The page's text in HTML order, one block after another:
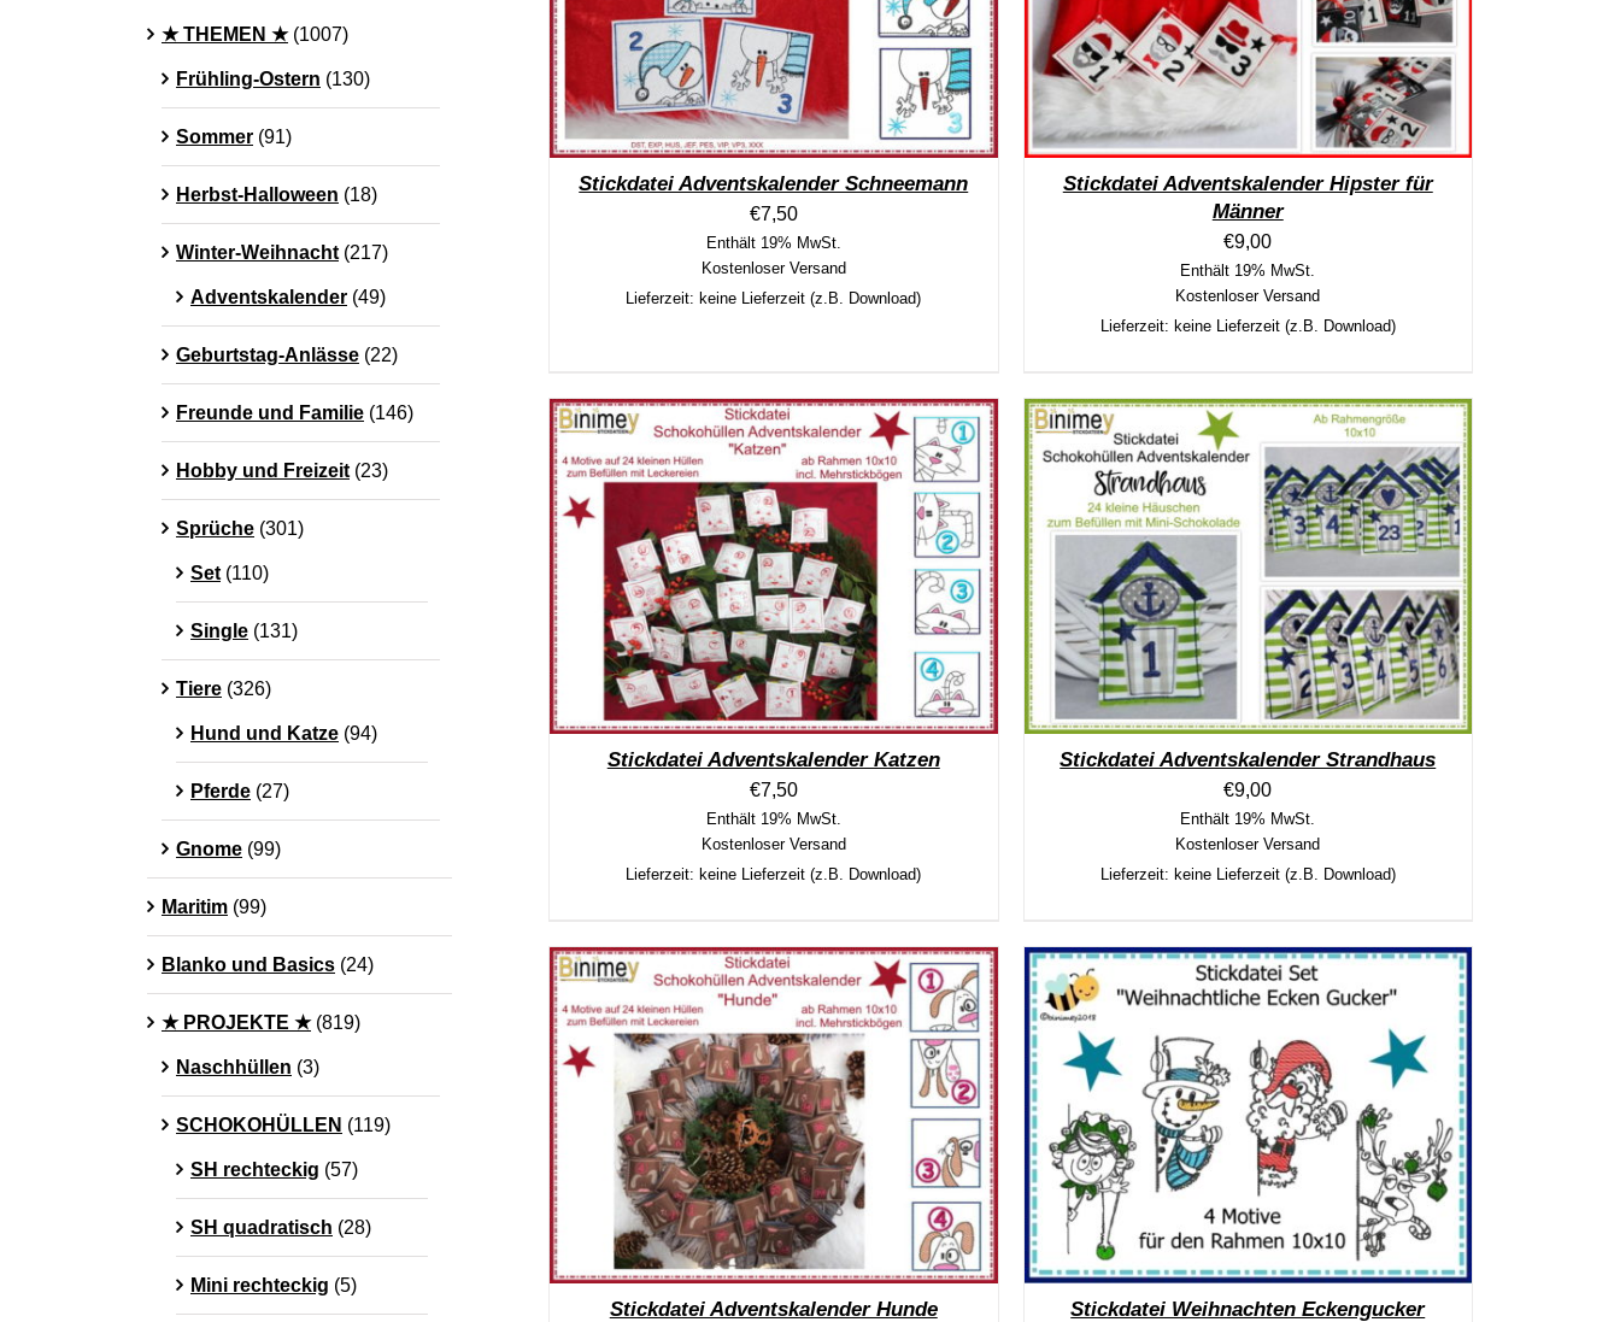
Stickdatei Adventskalender Schneemann
€7,50
Enthält 19% MwSt.
Kostenloser Versand
Lieferzeit: keine Lieferzeit (z.B. Download)
Stickdatei Adventskalender Hipster für
Männer
€9,00
Enthält 19% MwSt.
Kostenloser Versand
Lieferzeit: keine Lieferzeit (z.B. Download)
Stickdatei Adventskalender Katzen
€7,50
Enthält 19% MwSt.
Kostenloser Versand
Lieferzeit: keine Lieferzeit (z.B. Download)
Stickdatei Adventskalender Strandhaus
€9,00
Enthält 19% MwSt.
Kostenloser Versand
Lieferzeit: keine Lieferzeit (z.B. Download)
Stickdatei Adventskalender Hunde Stickdatei Weihnachten Eckengucker
★ THEMEN ★ (1007)
Frühling-Ostern (130)
Sommer (91)
Herbst-Halloween (18)
Winter-Weihnacht (217)
Adventskalender (49)
Geburtstag-Anlässe (22)
Freunde und Familie (146)
Hobby und Freizeit (23)
Sprüche (301)
Set (110)
Single (131)
Tiere (326)
Hund und Katze (94)
Pferde (27)
Gnome (99)
Maritim (99)
Blanko und Basics (24)
★ PROJEKTE ★ (819)
Naschhüllen (3)
SCHOKOHÜLLEN (119)
SH rechteckig (57)
SH quadratisch (28)
Mini rechteckig (5)